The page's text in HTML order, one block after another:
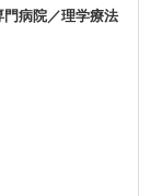
門病院／理学療法